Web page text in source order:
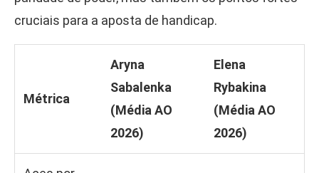
cruciais para a aposta de handicap.
Métrica
Aryna
Sabalenka
(Média AO
2026)
Elena
Rybakina
(Média AO
2026)